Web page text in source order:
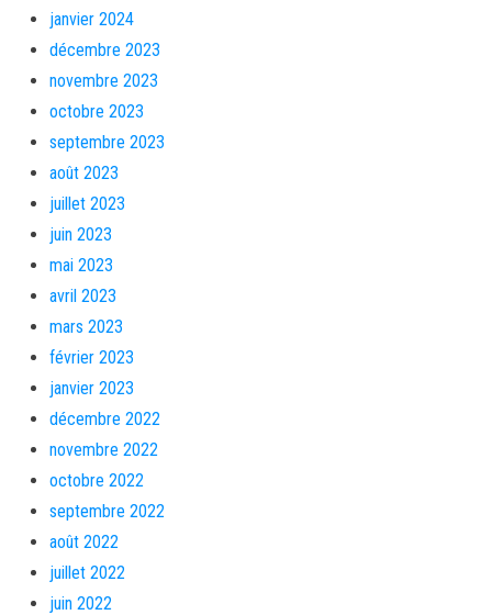
janvier 2024
décembre 2023
novembre 2023
octobre 2023
septembre 2023
août 2023
juillet 2023
juin 2023
mai 2023
avril 2023
mars 2023
février 2023
janvier 2023
décembre 2022
novembre 2022
octobre 2022
septembre 2022
août 2022
juillet 2022
juin 2022